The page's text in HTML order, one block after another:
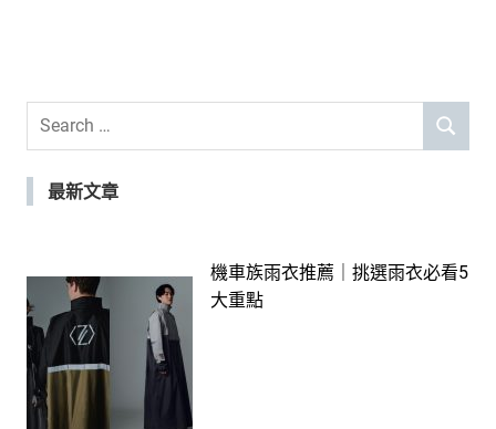
Search
SEARCH
最新文章
機車族雨衣推薦｜挑選雨衣必看5
大重點